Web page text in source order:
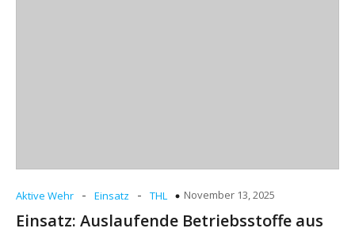
Aktive Wehr - Einsatz - THL November 13, 2025
Einsatz: Auslaufende Betriebsstoffe aus